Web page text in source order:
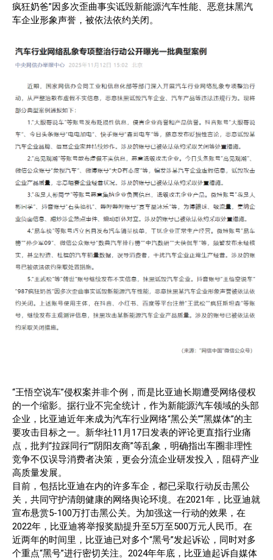
疯狂奶爸”因多次歪曲事实诋毁新能源汽车性能、恶意抹黑汽
车企业形象声誉，被依法依约关闭。
“王悟空说车”侵权案并非个例，而是比亚迪长期遭受网络侵权
的一个缩影。据行业不完全统计，作为新能源汽车领域的头部
企业，比亚迪近年来成为汽车行业网络“黑公关”“黑媒体”的主
要攻击目标之一。新华社11月17日发表的评论更直指行业痛
点，批判“拉踩同行”“阴阳友商”等乱象，明确指出车圈非理性
竞争不仅误导消费者决策，更会分流企业研发投入，阻碍产业
高质量发展。
目前，包括比亚迪在内的许多车企，都已采取行动反击黑公
关，共同守护清朗健康的网络舆论环境。在2021年，比亚迪就
宣布悬赏5-100万打击黑公关。为加强这一行动的效果，在
2022年，比亚迪将举报奖励提升至5万至500万元人民币。在
近两年的时间里，比亚迪已对多个“黑号”发起诉讼，同时对多
个重点“黑号”进行密切关注。2024年年底，比亚迪起诉自媒体